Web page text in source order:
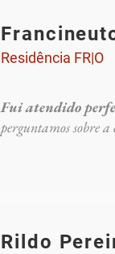
Residência FR|O
Fui atendido
perguntamos sobre a
Rildo